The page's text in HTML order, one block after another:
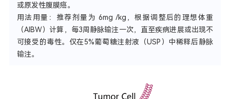
或原发性腹膜癌。
用法用量：推荐剂量为 6mg /kg，根据调整后的理想体重
（AIBW）计算，每3周静脉输注一次，直至疾病进展或出现不
可接受的毒性。仅在5%葡萄糖注射液（USP）中稀释后静脉
输注。